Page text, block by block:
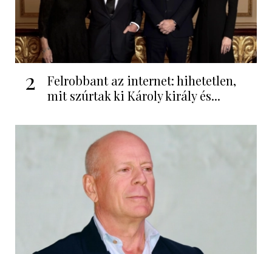
2
Felrobbant az internet: hihetetlen,
mit szúrtak ki Károly király és...